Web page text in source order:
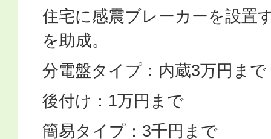
住宅に感震ブレーカーを設置
を助成。
分電盤タイプ：内蔵3万円まで
後付け：1万円まで
簡易タイプ：3千円まで